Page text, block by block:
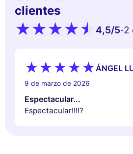
clientes
4,5/5-2
ÁNGEL
9 de marzo de 2026
Espectacular...
Espectacular!!!!?